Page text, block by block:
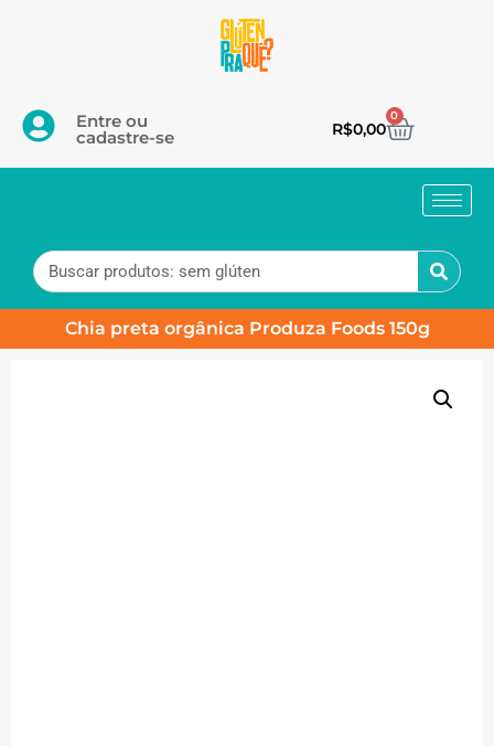
Entre ou
cadastre-se R$0,00
0
Chia preta orgânica Produza Foods 150g